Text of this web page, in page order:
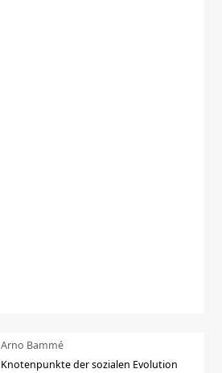
Arno Bammé
Knotenpunkte der sozialen Evolution